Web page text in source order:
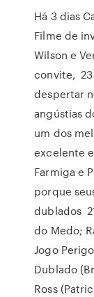
Há 3 dias
Filme de
Wilson e
convite, 23
despertar
angústias
um dos
excelente
Farmiga e
porque
dublados
do Medo;
Jogo
Dublado
Ross